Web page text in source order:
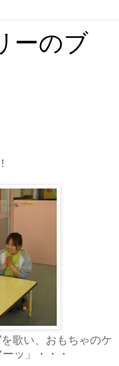
ーのブ
歌い、おもちゃのケ
ッ」・・・